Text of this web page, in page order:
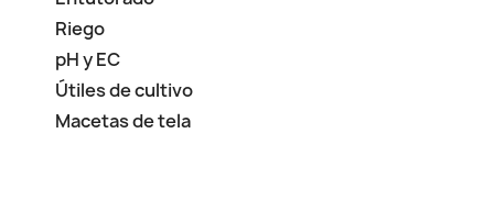
Riego
pH y EC
Útiles de cultivo
Macetas de tela